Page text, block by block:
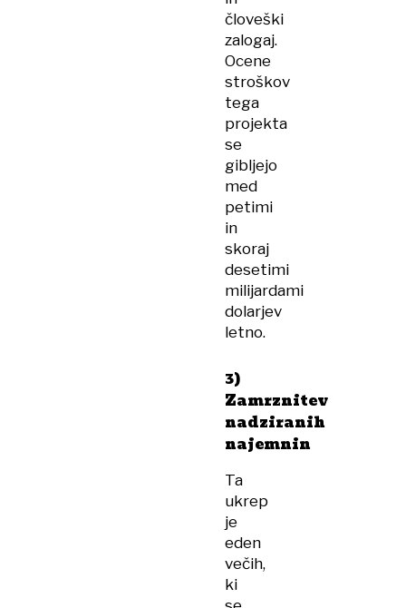
človeški
zalogaj.
Ocene
stroškov
tega
projekta
se
gibljejo
med
petimi
in
skoraj
desetimi
milijardami
dolarjev
letno.
3)
Zamrznitev
nadziranih
najemnin
Ta
ukrep
je
eden
večih,
ki